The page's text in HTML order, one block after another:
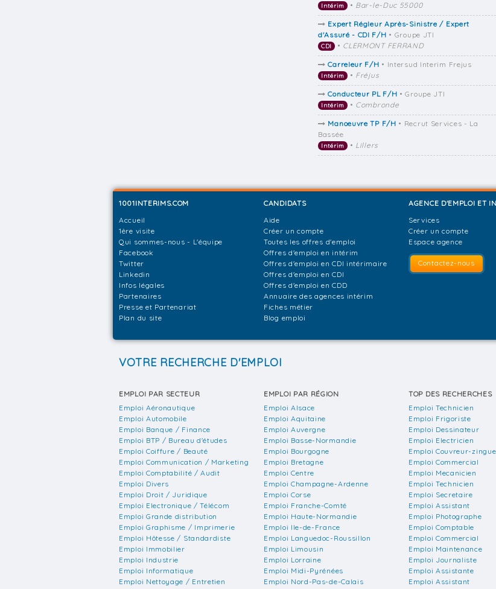
Intérim • Bar-le-Duc 55000
Expert Régleur Après-Sinistre / Expert
d'Assuré - CDI F/H • Groupe JTI
CDI • CLERMONT FERRAND
Carreleur F/H • Intersud Interim Frejus
Intérim • Fréjus
Conducteur PL F/H • Groupe JTI
Intérim • Combronde
Manoeuvre TP F/H • Recrut Services - La
Bassée
Intérim • Lillers
1001INTERIMS.COM
Accueil
1ère visite
Qui sommes-nous - L'équipe
Facebook
Twitter
Linkedin
Infos légales
Partenaires
Presse et Partenariat
Plan du site
CANDIDATS
Aide
Créer un compte
Toutes les offres d'emploi
Offres d'emploi en intérim
Offres d'emploi en CDI intérimaire
Offres d'emploi en CDI
Offres d'emploi en CDD
Annuaire des agences intérim
Fiches métier
Blog emploi
AGENCE D'EMPLOI ET
Services
Créer un compte
Espace agence
Contactez-nous
VOTRE RECHERCHE D'EMPLOI
EMPLOI PAR SECTEUR
Emploi Aéronautique
Emploi Automobile
Emploi Banque / Finance
Emploi BTP / Bureau d'études
Emploi Coiffure / Beauté
Emploi Communication / Marketing
Emploi Comptabilité / Audit
Emploi Divers
Emploi Droit / Juridique
Emploi Electronique / Télécom
Emploi Grande distribution
Emploi Graphisme / Imprimerie
Emploi Hôtesse / Standardiste
Emploi Immobilier
Emploi Industrie
Emploi Informatique
Emploi Nettoyage / Entretien
EMPLOI PAR RÉGION
Emploi Alsace
Emploi Aquitaine
Emploi Auvergne
Emploi Basse-Normandie
Emploi Bourgogne
Emploi Bretagne
Emploi Centre
Emploi Champagne-Ardenne
Emploi Corse
Emploi Franche-Comté
Emploi Haute-Normandie
Emploi Ile-de-France
Emploi Languedoc-Roussillon
Emploi Limousin
Emploi Lorraine
Emploi Midi-Pyrénées
Emploi Nord-Pas-de-Calais
TOP DES RECHERCHES
Emploi Technicien
Emploi Frigoriste
Emploi Dessinateur
Emploi Electricien
Emploi Couvreur-
Emploi Commercial
Emploi Mecanicien
Emploi Technicien
Emploi Secretaire
Emploi Assistant
Emploi Photographe
Emploi Comptable
Emploi Commercial
Emploi Maintenance
Emploi Journaliste
Emploi Assistante
Emploi Assistant